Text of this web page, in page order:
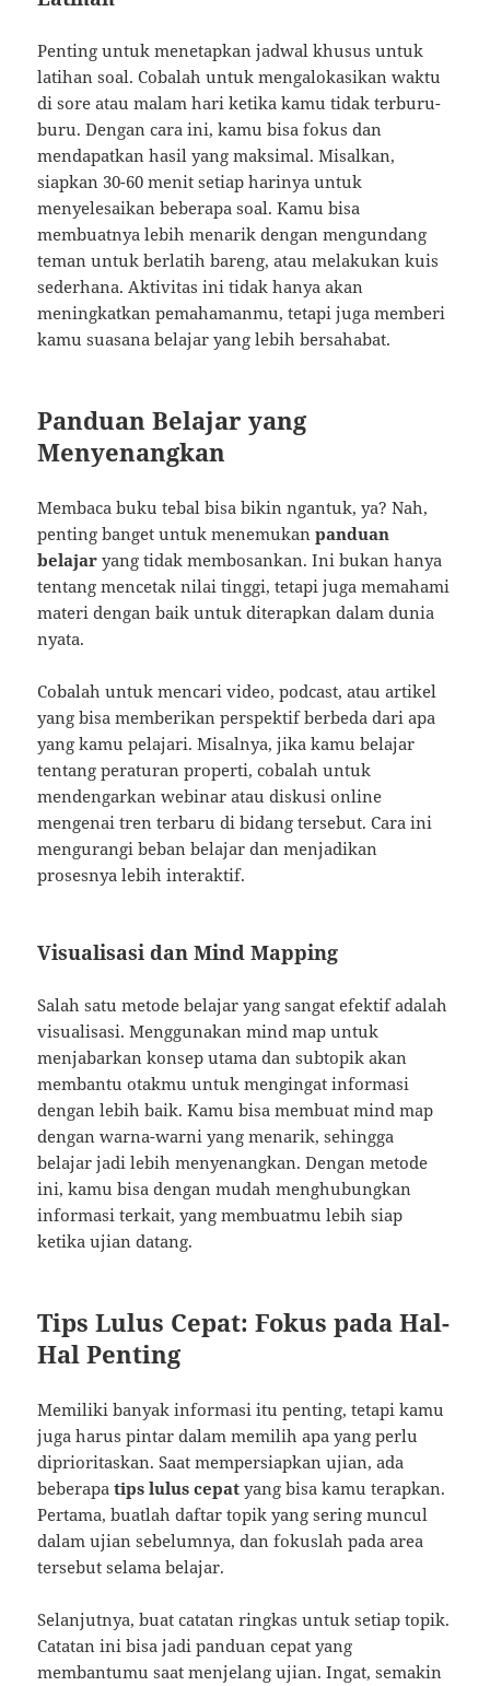
Penting untuk menetapkan jadwal khusus untuk
latihan soal. Cobalah untuk mengalokasikan waktu
di sore atau malam hari ketika kamu tidak terburu-
buru. Dengan cara ini, kamu bisa fokus dan
mendapatkan hasil yang maksimal. Misalkan,
siapkan 30-60 menit setiap harinya untuk
menyelesaikan beberapa soal. Kamu bisa
membuatnya lebih menarik dengan mengundang
teman untuk berlatih bareng, atau melakukan kuis
sederhana. Aktivitas ini tidak hanya akan
meningkatkan pemahamanmu, tetapi juga memberi
kamu suasana belajar yang lebih bersahabat.
Panduan Belajar yang
Menyenangkan
Membaca buku tebal bisa bikin ngantuk, ya? Nah,
penting banget untuk menemukanpanduan
belajar yang tidak membosankan. Ini bukan hanya
tentang mencetak nilai tinggi, tetapi juga memahami
materi dengan baik untuk diterapkan dalam dunia
nyata.
Cobalah untuk mencari video, podcast, atau artikel
yang bisa memberikan perspektif berbeda dari apa
yang kamu pelajari. Misalnya, jika kamu belajar
tentang peraturan properti, cobalah untuk
mendengarkan webinar atau diskusi online
mengenai tren terbaru di bidang tersebut. Cara ini
mengurangi beban belajar dan menjadikan
prosesnya lebih interaktif.
Visualisasi dan Mind Mapping
Salah satu metode belajar yang sangat efektif adalah
visualisasi. Menggunakan mind map untuk
menjabarkan konsep utama dan subtopik akan
membantu otakmu untuk mengingat informasi
dengan lebih baik. Kamu bisa membuat mind map
dengan warna-warni yang menarik, sehingga
belajar jadi lebih menyenangkan. Dengan metode
ini, kamu bisa dengan mudah menghubungkan
informasi terkait, yang membuatmu lebih siap
ketika ujian datang.
Tips Lulus Cepat: Fokus pada Hal-
Hal Penting
Memiliki banyak informasi itu penting, tetapi kamu
juga harus pintar dalam memilih apa yang perlu
diprioritaskan. Saat mempersiapkan ujian, ada
beberapatips lulus cepat yang bisa kamu terapkan.
Pertama, buatlah daftar topik yang sering muncul
dalam ujian sebelumnya, dan fokuslah pada area
tersebut selama belajar.
Selanjutnya, buat catatan ringkas untuk setiap topik.
Catatan ini bisa jadi panduan cepat yang
membantumu saat menjelang ujian. Ingat, semakin